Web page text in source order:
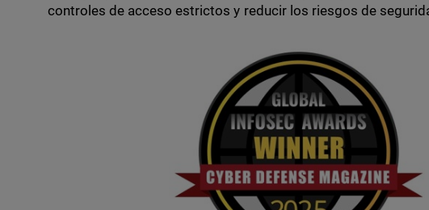
controles de acceso estrictos y reducir los riesgos de